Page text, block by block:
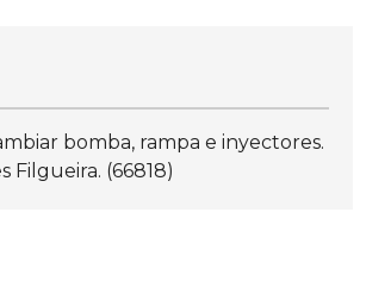
bomba, rampa e inyectores.
Filgueira. (66818)